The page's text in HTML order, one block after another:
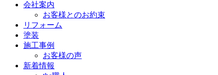
会社案内
お客様とのお約束
リフォーム
塗装
施工事例
お客様の声
新着情報